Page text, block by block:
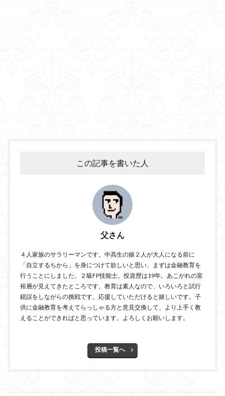
この記事を書いた人
父さん
４人家族のサラリーマンです。中高生の娘２人が大人になる前に
「自立するちから」を身につけて欲しいと思い、まずは金融教育を
行うことにしました。２級FP技能士。投資歴は19年。あこがれの富
裕層が見えてきたところです。教育は素人なので、いろいろと試行
錯誤をしながらの挑戦です。応援していただけると嬉しいです。子
供に金融教育を考えてらっしゃる方と意見交換して、より上手く教
えることができればと思っています。よろしくお願いします。
投稿一覧へ